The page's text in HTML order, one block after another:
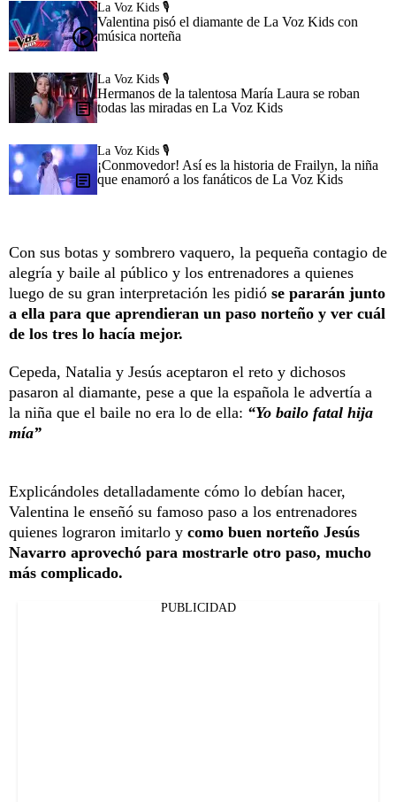
La Voz Kids 🎙️
Valentina pisó el diamante de La Voz Kids con
música norteña
La Voz Kids 🎙️
Hermanos de la talentosa María Laura se roban
todas las miradas en La Voz Kids
La Voz Kids 🎙️
¡Conmovedor! Así es la historia de Frailyn, la niña
que enamoró a los fanáticos de La Voz Kids
Con sus botas y sombrero vaquero, la pequeña contagio de
alegría y baile al público y los entrenadores a quienes
luego de su gran interpretación les pidió se pararán junto
a ella para que aprendieran un paso norteño y ver cuál
de los tres lo hacía mejor.
Cepeda, Natalia y Jesús aceptaron el reto y dichosos
pasaron al diamante, pese a que la española le advertía a
la niña que el baile no era lo de ella: “Yo bailo fatal hija
mía”
Explicándoles detalladamente cómo lo debían hacer,
Valentina le enseñó su famoso paso a los entrenadores
quienes lograron imitarlo y como buen norteño Jesús
Navarro aprovechó para mostrarle otro paso, mucho
más complicado.
PUBLICIDAD